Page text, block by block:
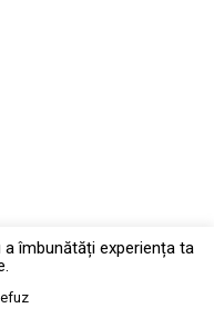
îmbunătăți experiența ta